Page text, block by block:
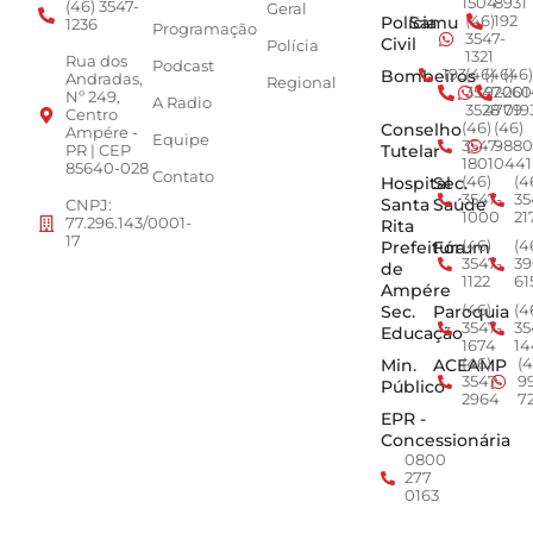
(46) 3547-
1236
Rua dos
Andradas,
Nº 249,
Centro
Ampére -
PR | CEP
85640-028
CNPJ:
77.296.143/0001-
17
Programação
Podcast
A Radio
Equipe
Contato
Geral
Polícia
Regional
Polícia
Civil
Samu (46)
3547-
1321
192
Bombeiros
193(46)
3547-
3528
(46)
4779
(46)
Conselho
Tutelar
(46)
3547-
1801
(46)
0441
Hospital
Santa
Rita
Sec.
Saúde
(46)
3547-
1000
Prefeitura
de
Ampére
Fórum
(46)
3547-
1122
Sec.
Educação
Paroquia
(46)
3547-
1674
Min.
Público
ACEAMP
(46)
3547-
2964
EPR -
Concessionária
0800
277
0163